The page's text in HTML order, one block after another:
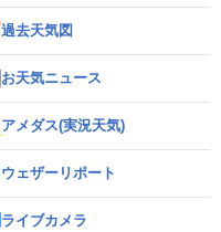
過去天気図
お天気ニュース
アメダス(実況天気)
ウェザーリポート
ライブカメラ